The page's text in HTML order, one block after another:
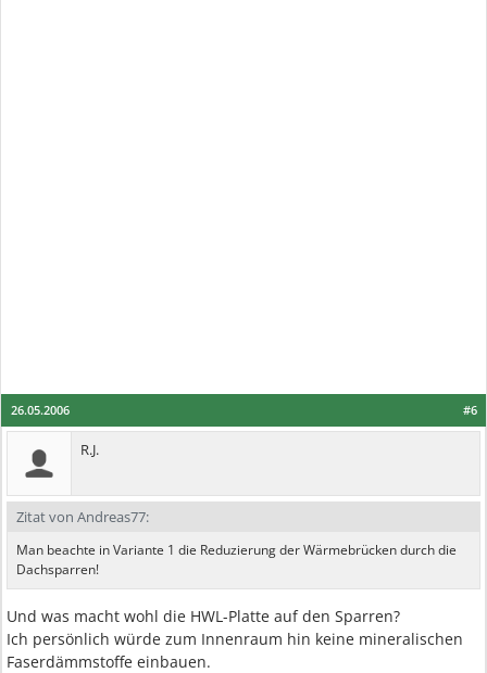
#6
26.05.2006
R.J.
Zitat von Andreas77:
Man beachte in Variante 1 die Reduzierung der Wärmebrücken durch die
Dachsparren!
Und was macht wohl die HWL-Platte auf den Sparren?
Ich persönlich würde zum Innenraum hin keine mineralischen
Faserdämmstoffe einbauen.